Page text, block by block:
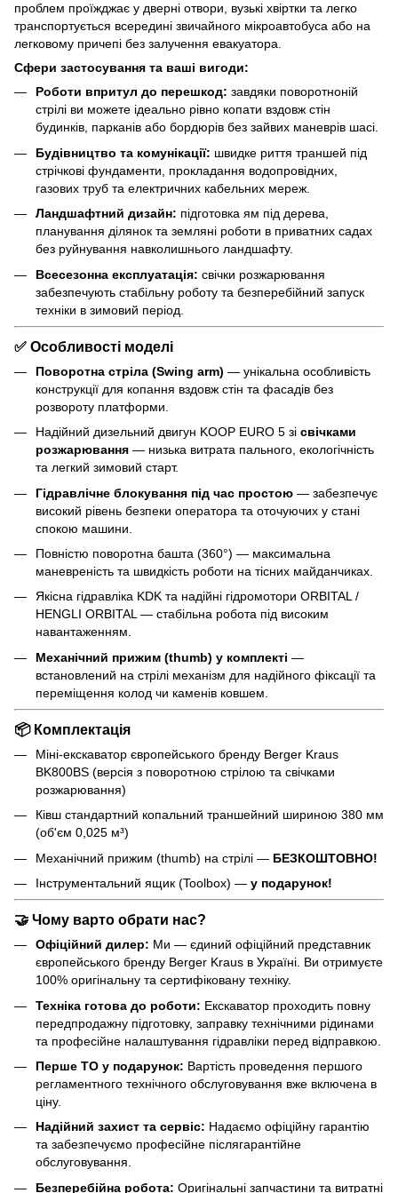
проблем проїжджає у дверні отвори, вузькі хвіртки та легко
транспортується всередині звичайного мікроавтобуса або на
легковому причепі без залучення евакуатора.
Сфери застосування та ваші вигоди:
Роботи впритул до перешкод: завдяки поворотноній
стрілі ви можете ідеально рівно копати вздовж стін
будинків, парканів або бордюрів без зайвих маневрів шасі.
Будівництво та комунікації: швидке риття траншей під
стрічкові фундаменти, прокладання водопровідних,
газових труб та електричних кабельних мереж.
Ландшафтний дизайн: підготовка ям під дерева,
планування ділянок та земляні роботи в приватних садах
без руйнування навколишнього ландшафту.
Всесезонна експлуатація: свічки розжарювання
забезпечують стабільну роботу та безперебійний запуск
техніки в зимовий період.
✅ Особливості моделі
Поворотна стріла (Swing arm) — унікальна особливість
конструкції для копання вздовж стін та фасадів без
розвороту платформи.
Надійний дизельний двигун KOOP EURO 5 зі свічками
розжарювання — низька витрата пального, екологічність
та легкий зимовий старт.
Гідравлічне блокування під час простою — забезпечує
високий рівень безпеки оператора та оточуючих у стані
спокою машини.
Повністю поворотна башта (360°) — максимальна
маневреність та швидкість роботи на тісних майданчиках.
Якісна гідравліка KDK та надійні гідромотори ORBITAL /
HENGLI ORBITAL — стабільна робота під високим
навантаженням.
Механічний прижим (thumb) у комплекті —
встановлений на стрілі механізм для надійного фіксації та
переміщення колод чи каменів ковшем.
📦 Комплектація
Міні-екскаватор європейського бренду Berger Kraus
BK800BS (версія з поворотною стрілою та свічками
розжарювання)
Ківш стандартний копальний траншейний шириною 380 мм
(об'єм 0,025 м³)
Механічний прижим (thumb) на стрілі — БЕЗКОШТОВНО!
Інструментальний ящик (Toolbox) — у подарунок!
🤝 Чому варто обрати нас?
Офіційний дилер: Ми — єдиний офіційний представник
європейського бренду Berger Kraus в Україні. Ви отримуєте
100% оригінальну та сертифіковану техніку.
Техніка готова до роботи: Екскаватор проходить повну
передпродажну підготовку, заправку технічними рідинами
та професійне налаштування гідравліки перед відправкою.
Перше ТО у подарунок: Вартість проведення першого
регламентного технічного обслуговування вже включена в
ціну.
Надійний захист та сервіс: Надаємо офіційну гарантію
та забезпечуємо професійне післягарантійне
обслуговування.
Безперебійна робота: Оригінальні запчастини та витратні